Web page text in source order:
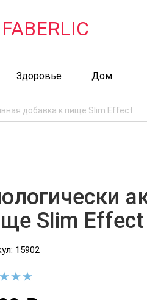
Здоровье Дом
добавка к пище Slim Effect
Slim Effect
15902